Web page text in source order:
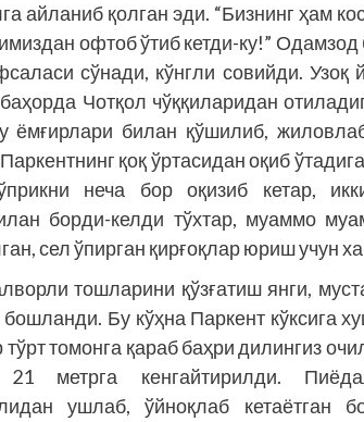
айланиб қолган эди. “Бизнинг ҳам
офтоб ўтиб кетди-ку!” Одамзод
сўнади, кўнгли совийди. Узоқ
Чотқол чўққиларидан
ёмғирлари билан қўшилиб,
қоқ ўртасидан оқиб
неча бор оқизиб кетар,
борди-келди тўхтар, муаммо
сел ўпирган қирғоқлар юриш учун
тошларини қўзғатиш янги,
Бу кўҳна Паркент кўксига
томонга қараб баҳри дилингиз
метрга кенгайтирилди.
ушлаб, ўйноқлаб кетаётган